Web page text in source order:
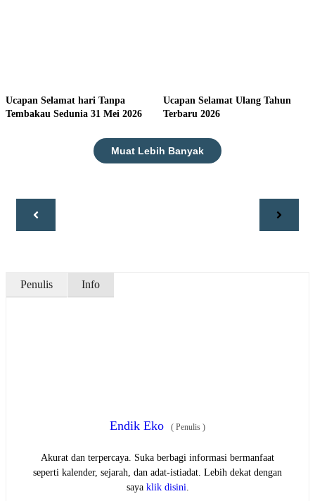
Ucapan Selamat hari Tanpa
Tembakau Sedunia 31 Mei 2026
Ucapan Selamat Ulang Tahun
Terbaru 2026
Muat Lebih Banyak
Penulis Info
Endik Eko ( Penulis )
Akurat dan terpercaya. Suka berbagi informasi bermanfaat
seperti kalender, sejarah, dan adat-istiadat. Lebih dekat dengan
saya klik disini.